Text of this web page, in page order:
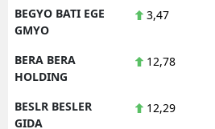
BEGYO BATI EGE
GMYO
3,47
BERA BERA
HOLDING
12,78
BESLR BESLER
GIDA
12,29